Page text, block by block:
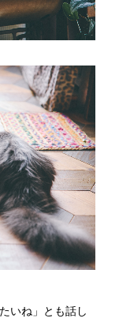
いね」とも話し